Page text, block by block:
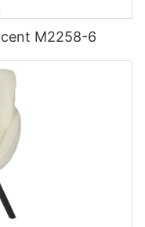
M2258-6